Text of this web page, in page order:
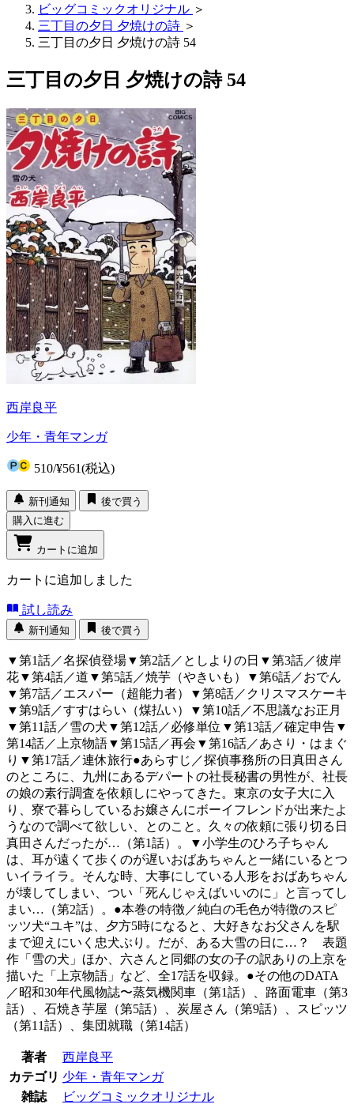
ビッグコミックオリジナル ＞
三丁目の夕日 夕焼けの詩 ＞
三丁目の夕日 夕焼けの詩 54
三丁目の夕日 夕焼けの詩 54
西岸良平
少年・青年マンガ
510/¥561(税込)
新刊通知
後で買う
購入に進む
カートに追加
カートに追加しました
試し読み
新刊通知 後で買う
▼第1話／名探偵登場▼第2話／としよりの日▼第3話／彼岸
花▼第4話／道▼第5話／焼芋（やきいも）▼第6話／おでん
▼第7話／エスパー（超能力者）▼第8話／クリスマスケーキ
▼第9話／すすはらい（煤払い）▼第10話／不思議なお正月
▼第11話／雪の犬▼第12話／必修単位▼第13話／確定申告▼
第14話／上京物語▼第15話／再会▼第16話／あさり・はまぐ
り▼第17話／連休旅行●あらすじ／探偵事務所の日真田さん
のところに、九州にあるデパートの社長秘書の男性が、社長
の娘の素行調査を依頼しにやってきた。東京の女子大に入
り、寮で暮らしているお嬢さんにボーイフレンドが出来たよ
うなので調べて欲しい、とのこと。久々の依頼に張り切る日
真田さんだったが…（第1話）。▼小学生のひろ子ちゃん
は、耳が遠くて歩くのが遅いおばあちゃんと一緒にいるとつ
いイライラ。そんな時、大事にしている人形をおばあちゃん
が壊してしまい、つい「死んじゃえばいいのに」と言ってし
まい…（第2話）。●本巻の特徴／純白の毛色が特徴のスピ
ッツ犬“ユキ”は、夕方5時になると、大好きなお父さんを駅
まで迎えにいく忠犬ぶり。だが、ある大雪の日に…？ 表題
作「雪の犬」ほか、六さんと同郷の女の子の訳ありの上京を
描いた「上京物語」など、全17話を収録。●その他のDATA
／昭和30年代風物誌〜蒸気機関車（第1話）、路面電車（第3
話）、石焼き芋屋（第5話）、炭屋さん（第9話）、スピッツ
（第11話）、集団就職（第14話）
著者
西岸良平
カテゴリ 少年・青年マンガ
雑誌
ビッグコミックオリジナル